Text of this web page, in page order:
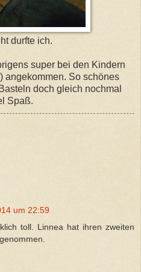
durfte ich.
super bei den Kindern
angekommen. So schönes
doch gleich nochmal
Spaß.
um 22:59
toll. Linnea hat ihren zweiten